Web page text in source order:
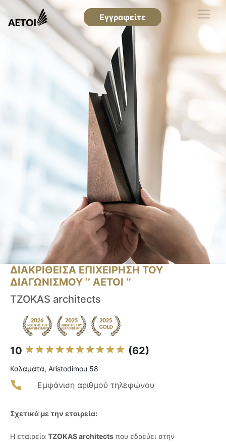
Εγγραφείτε
ΔΙΑΚΡΙΘΕΙΣΑ ΕΠΙΧΕΙΡΗΣΗ ΤΟΥ
ΔΙΑΓΩΝΙΣΜΟΥ ‘’ ΑΕΤΟΙ ‘’
TZOKAS architects
10 (62)
Καλαμάτα, Aristodimou 58
Εμφάνιση αριθμού τηλεφώνου
Σχετικά με την εταιρεία:
Η εταιρεία TZOKAS architects που εδρεύει στην